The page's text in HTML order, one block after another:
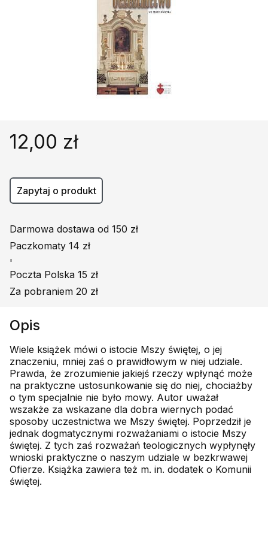
Książki obcojęzyczne
Poradniki, leksykony...
Podręczniki szkolne
Promocja
12,00 zł
Zapytaj o produkt
Darmowa dostawa od 150 zł
Paczkomaty 14 zł
'
Poczta Polska 15 zł
Za pobraniem 20 zł
Opis
Wiele książek mówi o istocie Mszy świętej, o jej
znaczeniu, mniej zaś o prawidłowym w niej udziale.
Prawda, że zrozumienie jakiejś rzeczy wpłynąć może
na praktyczne ustosunkowanie się do niej, chociażby
o tym specjalnie nie było mowy. Autor uważał
wszakże za wskazane dla dobra wiernych podać
sposoby uczestnictwa we Mszy świętej. Poprzedził je
jednak dogmatycznymi rozważaniami o istocie Mszy
świętej. Z tych zaś rozważań teologicznych wypłynęły
wnioski praktyczne o naszym udziale w bezkrwawej
Ofierze. Książka zawiera też m. in. dodatek o Komunii
świętej.